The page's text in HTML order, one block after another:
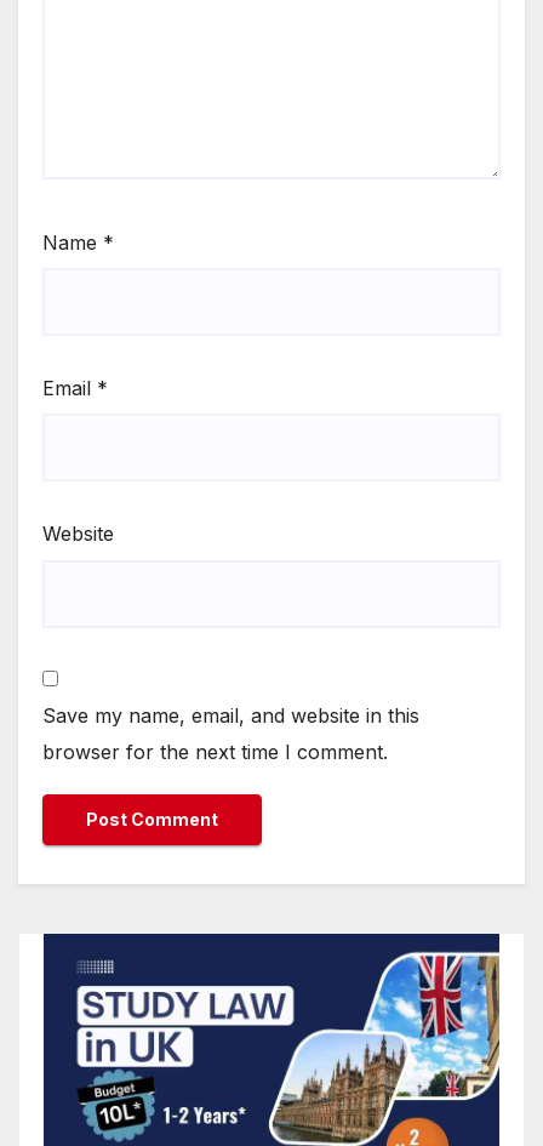
Name *
Email *
Website
Save my name, email, and website in this
browser for the next time I comment.